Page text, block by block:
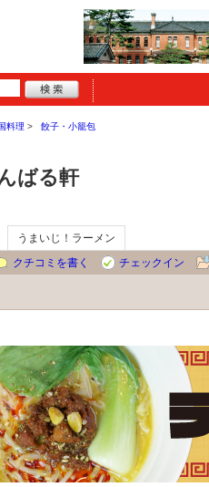
料理 餃子・小籠包
ばる軒
うまいじ！ラーメン
クチコミを書く
チェックイン